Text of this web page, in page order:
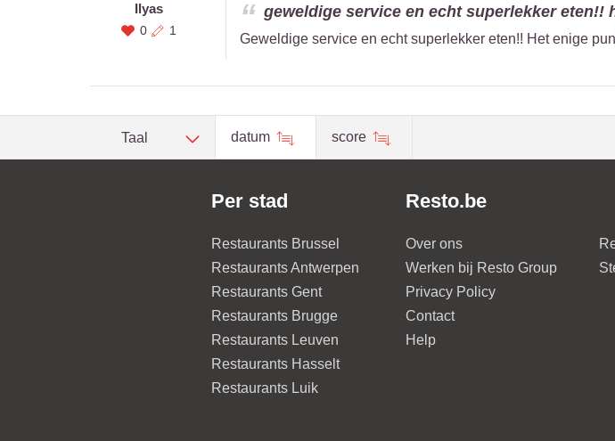
Ilyas
0 1
geweldige service en echt superlekker eten!!
Geweldige service en echt superlekker eten!! Het enige
Taal datum score
Per stad
Restaurants Brussel
Restaurants Antwerpen
Restaurants Gent
Restaurants Brugge
Restaurants Leuven
Restaurants Hasselt
Restaurants Luik
Resto.be
Over ons
Werken bij Resto Group
Privacy Policy
Contact
Help